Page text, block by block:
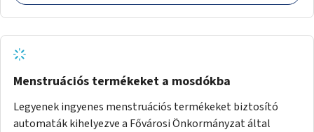
Menstruációs termékeket a mosdókba
Legyenek ingyenes menstruációs termékeket biztosító
automaták kihelyezve a Fővárosi Önkormányzat által